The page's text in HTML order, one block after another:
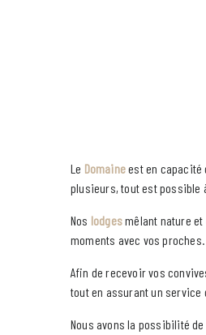
Le Domaineest en capacité
plusieurs, tout est possible
Nos lodgesmêlant nature
moments avec vos proches.
Afin de recevoir vos
tout en assurant un service
Nous avons la possibilité de